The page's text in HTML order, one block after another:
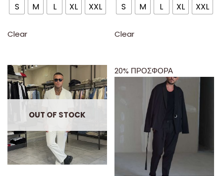
S M L XL XXL
Clear
S M L XL XXL
Clear
OUT OF STOCK
20% ΠΡΟΣΦΟΡΑ